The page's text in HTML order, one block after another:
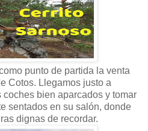
punto de partida la venta
Cotos. Llegamos justo a
bien aparcados y tomar
sentados en su salón, donde
dignas de recordar.